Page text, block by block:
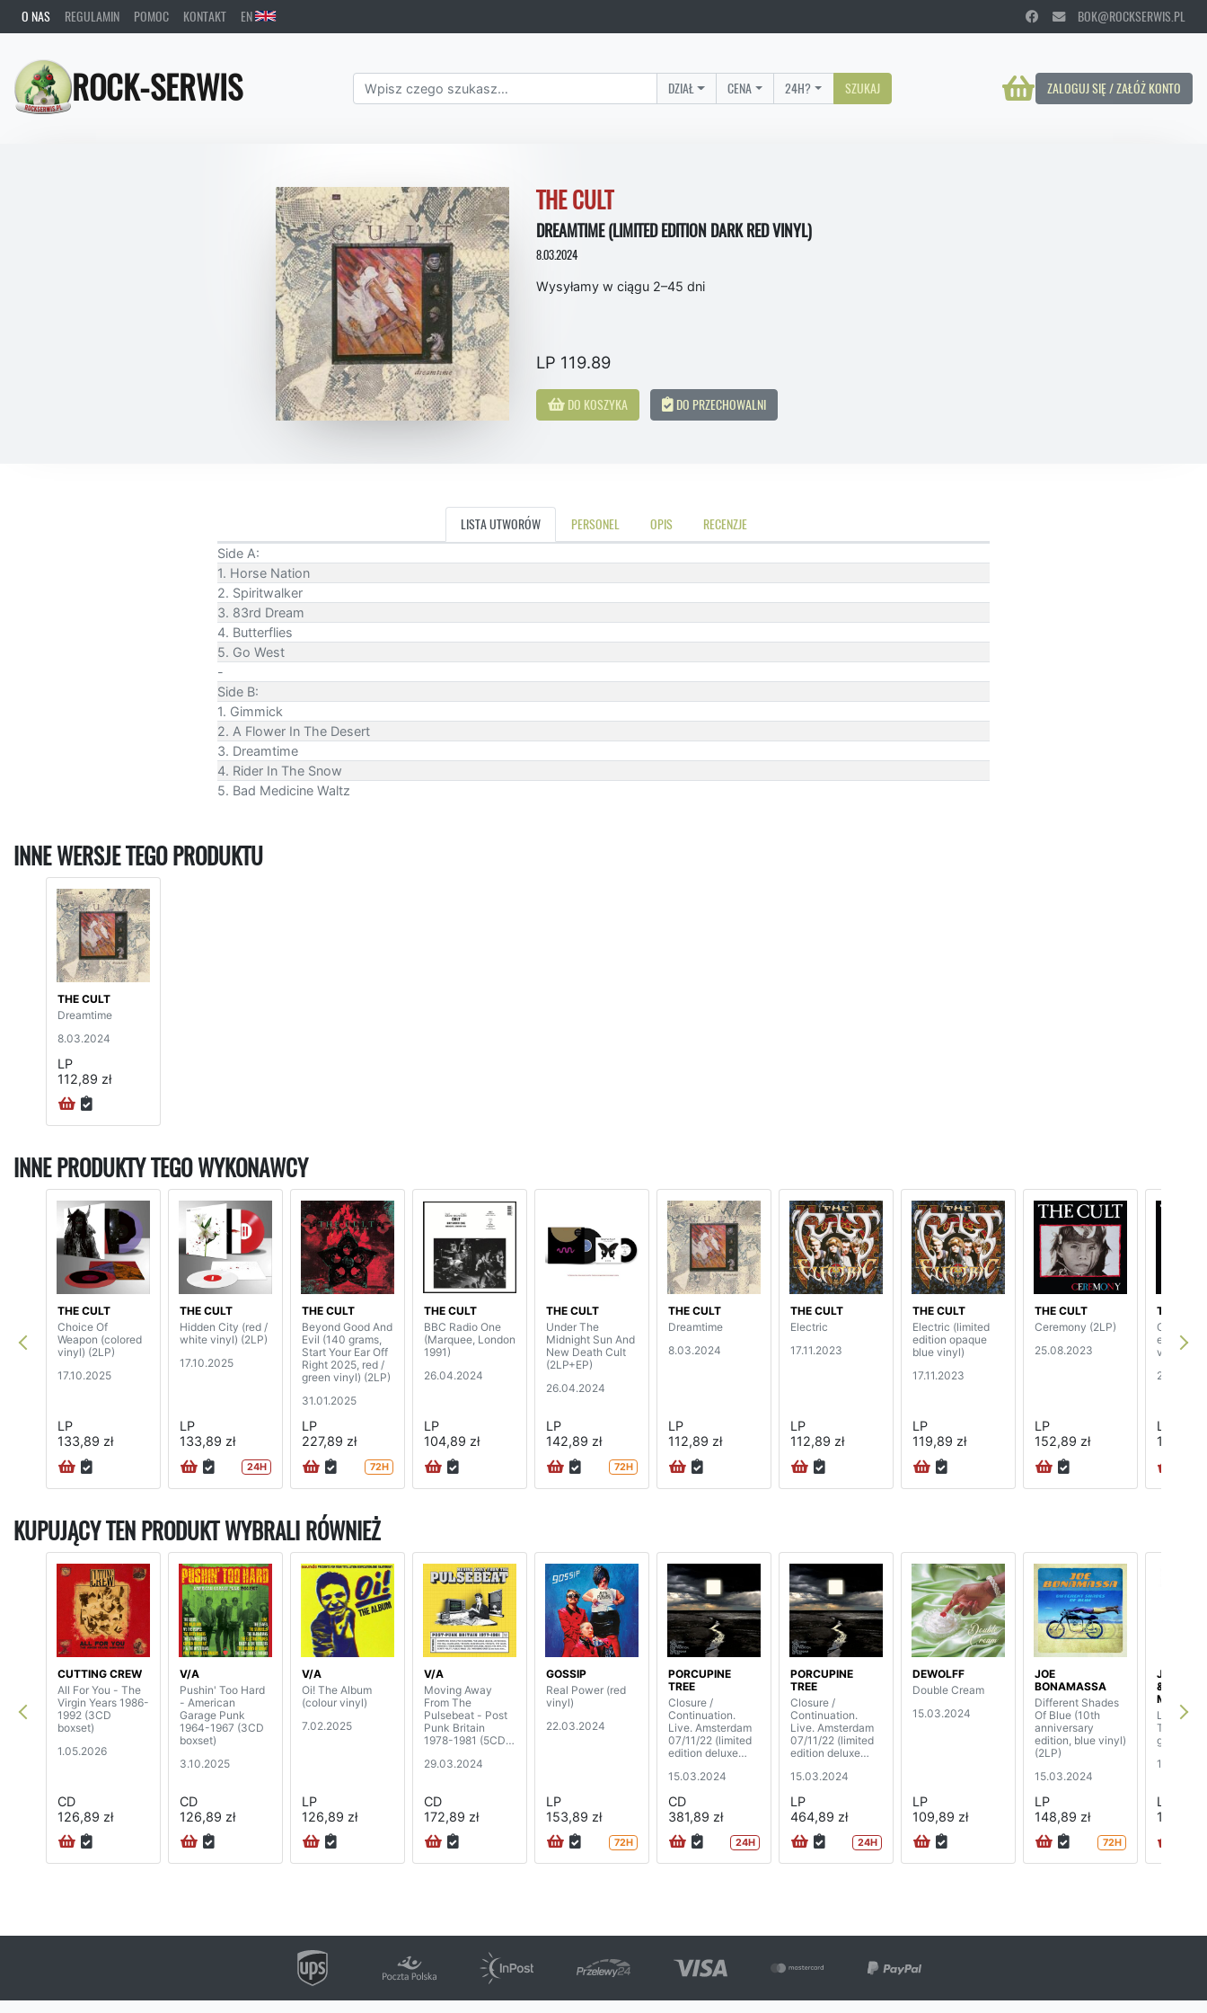
O NAS REGULAMIN POMOC KONTAKT EN BOK@ROCKSERWIS.PL
ROCK-SERWIS ZALOGUJ SIĘ / ZAŁÓŻ KONTO
DZIAŁ CENA 24H? SZUKAJ
THE CULT
DREAMTIME (LIMITED EDITION DARK RED VINYL)
8.03.2024
Wysyłamy w ciągu 2–45 dni
LP 119.89
DO KOSZYKA DO PRZECHOWALNI
LISTA UTWORÓW PERSONEL OPIS RECENZJE
Side A:
1. Horse Nation
2. Spiritwalker
3. 83rd Dream
4. Butterflies
5. Go West
-
Side B:
1. Gimmick
2. A Flower In The Desert
3. Dreamtime
4. Rider In The Snow
5. Bad Medicine Waltz
INNE WERSJE TEGO PRODUKTU
THE CULT
Dreamtime
8.03.2024
LP
112,89 zł
INNE PRODUKTY TEGO WYKONAWCY
THE CULT
Choice Of
Weapon (colored
vinyl) (2LP)
17.10.2025
LP
133,89 zł
THE CULT
Hidden City (red /
white vinyl) (2LP)
17.10.2025
LP
133,89 zł
24H
THE CULT
Beyond Good And
Evil (140 grams,
Start Your Ear Off
Right 2025, red /
green vinyl) (2LP)
31.01.2025
LP
227,89 zł
72H
THE CULT
BBC Radio One
(Marquee, London
1991)
26.04.2024
LP
104,89 zł
THE CULT
Under The
Midnight Sun And
New Death Cult
(2LP+EP)
26.04.2024
LP
142,89 zł
72H
THE CULT
Dreamtime
8.03.2024
LP
112,89 zł
THE CULT
Electric
17.11.2023
LP
112,89 zł
THE CULT
Electric (limited
edition opaque
blue vinyl)
17.11.2023
LP
119,89 zł
THE CULT
Ceremony (2LP)
25.08.2023
LP
152,89 zł
THE
edition
vinyl)
LP
172,89
KUPUJĄCY TEN PRODUKT WYBRALI RÓWNIEŻ
CUTTING CREW
All For You - The
Virgin Years 1986-
1992 (3CD
boxset)
1.05.2026
CD
126,89 zł
V/A
Pushin' Too Hard
- American
Garage Punk
1964-1967 (3CD
boxset)
3.10.2025
CD
126,89 zł
V/A
Oi! The Album
(colour vinyl)
7.02.2025
LP
126,89 zł
V/A
Moving Away
From The
Pulsebeat - Post
Punk Britain
1978-1981 (5CD
29.03.2024
CD
172,89 zł
GOSSIP
Real Power (red
vinyl)
22.03.2024
LP
153,89 zł
72H
PORCUPINE
TREE
Closure /
Continuation.
Live. Amsterdam
07/11/22 (limited
edition deluxe
(2CD+BD+DVD+
15.03.2024
CD
381,89 zł
24H
PORCUPINE
TREE
Closure /
Continuation.
Live. Amsterdam
07/11/22 (limited
edition deluxe
15.03.2024
LP
464,89 zł
24H
DEWOLFF
Double Cream
15.03.2024
LP
109,89 zł
JOE
BONAMASSA
Different Shades
Of Blue (10th
anniversary
edition, blue vinyl)
(2LP)
15.03.2024
LP
148,89 zł
72H
JOE
& THE
Live At
Town
grams)
LP
140,89